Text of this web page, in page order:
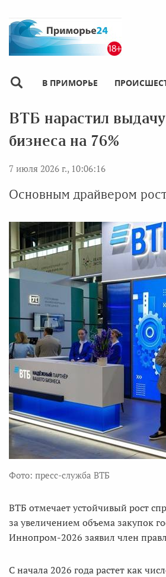
В ПРИМОРЬЕ
ВТБ нарастил
бизнеса на 76%
7 июля 2026 г., 10:06:16
Основным драйвером
Фото: пресс-служба ВТБ
ВТБ отмечает устойчивый рост
за увеличением объема закупок
Иннопром-2026 заявил член
С начала 2026 года растет как